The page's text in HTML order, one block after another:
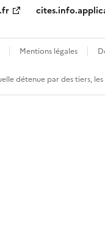
Mentions légales
détenue par des tiers,